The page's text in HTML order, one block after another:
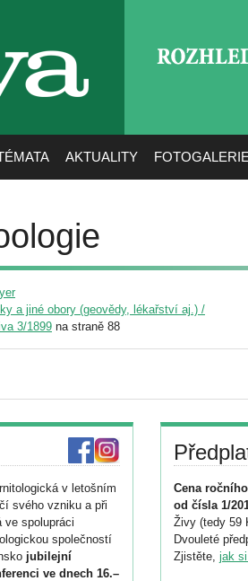
AKTUALITY
a jiné obory (geovědy, lékařství aj.) /
3/1899 na straně 88
v letošním
svého vzniku a při
ve spolupráci
společností
jubilejní
ve dnech 16.–
Cena
od čísla 1/
Živy (tedy 59
Dvouleté
Zjistěte, jak